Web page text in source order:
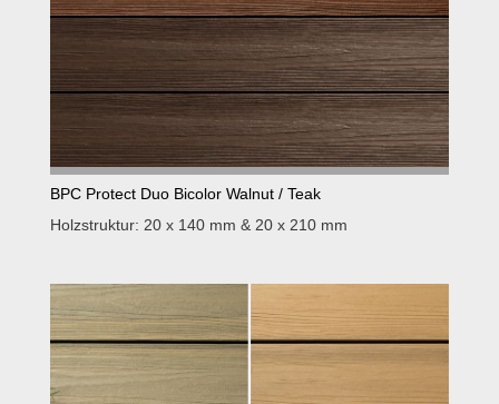
BPC Protect Duo Bicolor Walnut / Teak
Holzstruktur: 20 x 140 mm & 20 x 210 mm